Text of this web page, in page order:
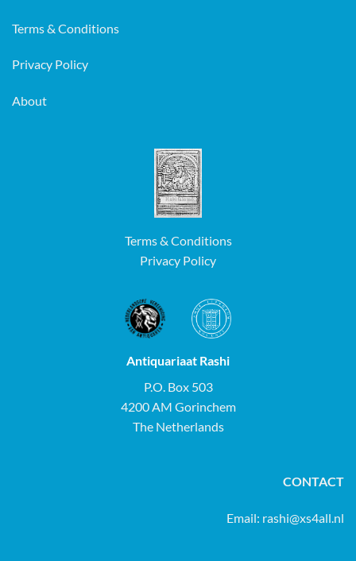
Terms & Conditions
Privacy Policy
About
Terms & Conditions
Privacy Policy
Antiquariaat Rashi
P.O. Box 503
4200 AM Gorinchem
The Netherlands
CONTACT
Email: rashi@xs4all.nl